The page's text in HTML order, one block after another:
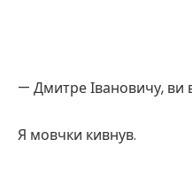
— Дмитре Івановичу, ви
Я мовчки кивнув.